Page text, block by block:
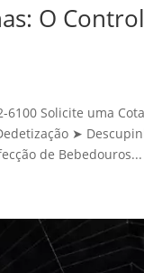
O
Solicite uma
Dedetização ➤
de Bebedouros...